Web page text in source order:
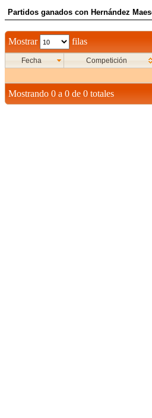
Partidos ganados con Hernández
Mostrar filas
Fecha Competición
Mostrando 0 a 0 de 0 totales